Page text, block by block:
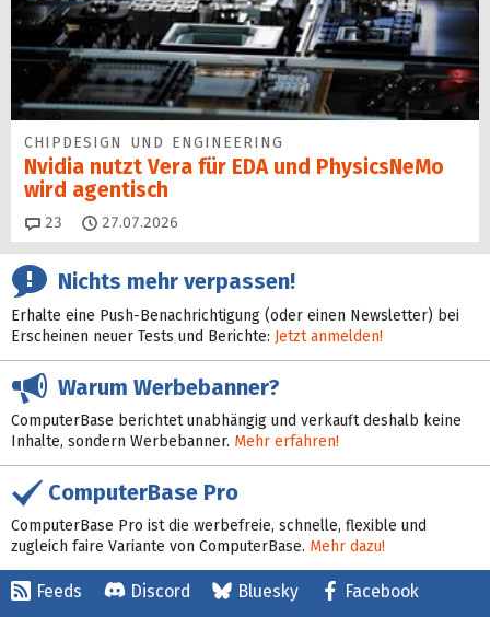
CHIPDESIGN UND ENGINEERING
Nvidia nutzt Vera für EDA und PhysicsNeMo
wird agentisch
23 Kommentare
27.07.2026
Nichts mehr verpassen!
Erhalte eine Push-Benachrichtigung (oder einen Newsletter) bei
Erscheinen neuer Tests und Berichte: Jetzt anmelden!
Warum Werbebanner?
ComputerBase berichtet unabhängig und verkauft deshalb keine
Inhalte, sondern Werbebanner. Mehr erfahren!
ComputerBase Pro
ComputerBase Pro ist die werbefreie, schnelle, flexible und
zugleich faire Variante von ComputerBase. Mehr dazu!
Feeds Discord Bluesky Facebook